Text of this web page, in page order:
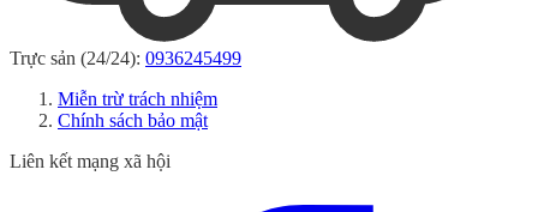
Trực sản (24/24): 0936245499
Miễn trừ trách nhiệm
Chính sách bảo mật
Liên kết mạng xã hội